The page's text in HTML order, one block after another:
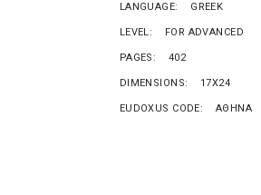
LANGUAGE GREEK
LEVEL FOR ADVANCED
PAGES 402
DIMENSIONS 17X24
EUDOXUS CODE ΑΘΗΝΑ